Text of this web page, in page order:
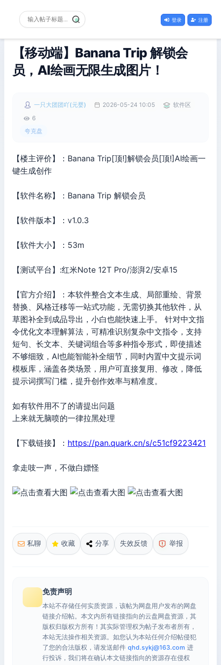
登录 注册
【移动端】Banana Trip 解锁会
员，AI绘画无限生成图片！
一只大团团吖(元婴) 2026-05-24 10:05
软件区
6
夸克盘
【楼主评价】：Banana Trip[顶!]解锁会员[顶!]AI绘画一
键生成创作
【软件名称】：Banana Trip 解锁会员
【软件版本】：v1.0.3
【软件大小】：53m
【测试平台】:红米Note 12T Pro/澎湃2/安卓15
【官方介绍】：本软件整合文本生成、局部重绘、背景
替换、风格迁移等一站式功能，无需切换其他软件，从
草图补全到成品导出，小白也能快速上手。 针对中文指
令优化文本理解算法，可精准识别复杂中文指令，支持
短句、长文本、关键词组合等多种指令形式，即使描述
不够细致，AI也能智能补全细节，同时内置中文提示词
模板库，涵盖各类场景，用户可直接复用、修改，降低
提示词撰写门槛，提升创作效率与精准度。
如有软件用不了的请提出问题
上来就无脑喷的一律拉黑处理
【下载链接】： https://pan.quark.cn/s/c51cf9223421
拿走吱一声，不做白嫖怪
私聊 收藏 分享 失效反馈 举报
免责声明
本站不存储任何实质资源，该帖为网盘用户发布的网盘
链接介绍帖。本文内所有链接指向的云盘网盘资源，其
版权归版权方所有！其实际管理权为帖子发布者所有，
本站无法操作相关资源。如您认为本站任何介绍帖侵犯
了您的合法版权，请发送邮件 qhd.sykj@163.com 进
行投诉，我们将在确认本文链接指向的资源存在侵权